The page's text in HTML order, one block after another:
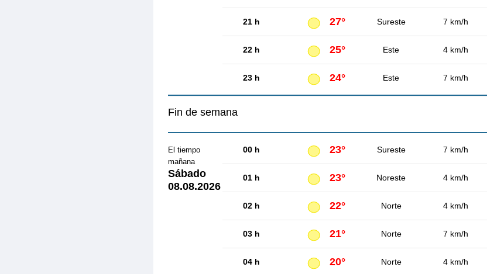
21 h 27° Sureste 7 km/h
22 h 25° Este 4 km/h
23 h 24° Este 7 km/h
Fin de semana
El tiempo
mañana
Sábado
08.08.2026
00 h 23° Sureste 7 km/h
01 h 23° Noreste 4 km/h
02 h 22° Norte 4 km/h
03 h 21° Norte 7 km/h
04 h 20° Norte 4 km/h